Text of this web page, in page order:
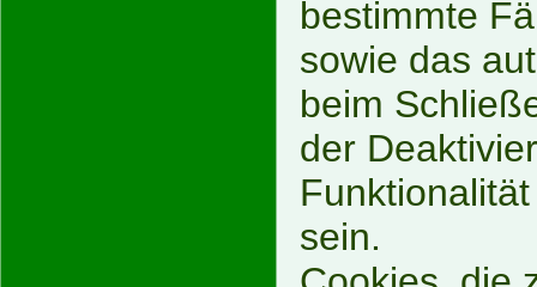
bestimmte
sowie das
beim
der
sein.